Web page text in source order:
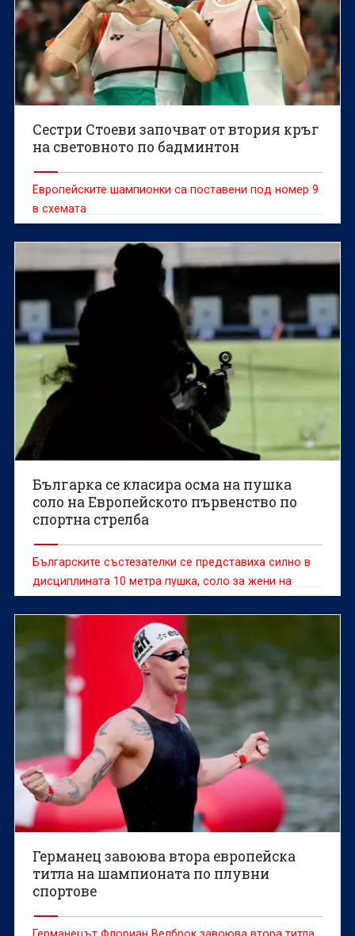
Сестри Стоеви започват от втория кръг
на световното по бадминтон
Европейските шампионки са поставени под номер 9
в схемата
Българка се класира осма на пушка
соло на Европейското първенство по
спортна стрелба
Българските състезателки се представиха силно в
дисциплината 10 метра пушка, соло за жени на
Европейското първенство до 23 години по спортна
стрелба във Вроцлав, Полша.
Германец завоюва втора европейска
титла на шампионата по плувни
спортове